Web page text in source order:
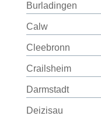
Burladingen
Calw
Cleebronn
Crailsheim
Darmstadt
Deizisau